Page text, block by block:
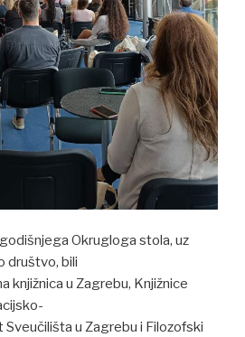
Okrugloga stola, uz
društvo, bili
knjižnica u Zagrebu, Knjižnice
u Zagrebu i Filozofski